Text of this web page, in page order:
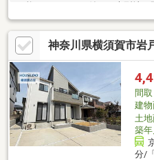
にはさらに1台駐車可能（車種に
築用地としてもお勧めです。設
気軽にお問い合わせ下さい。
神奈川県横須賀市岩
間取
建
土
築年
分/